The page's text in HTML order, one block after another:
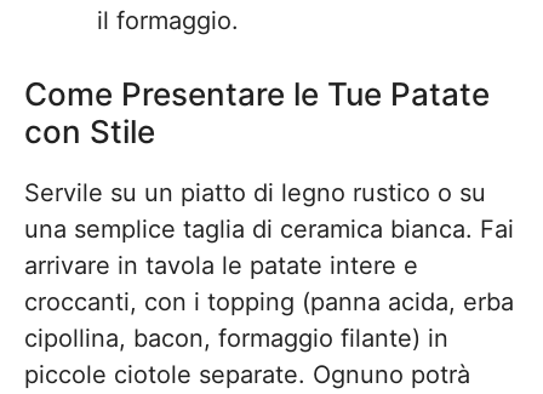
il formaggio.
Come Presentare le Tue Patate
con Stile
Servile su un piatto di legno rustico o su
una semplice taglia di ceramica bianca. Fai
arrivare in tavola le patate intere e
croccanti, con i topping (panna acida, erba
cipollina, bacon, formaggio filante) in
piccole ciotole separate. Ognuno potrà